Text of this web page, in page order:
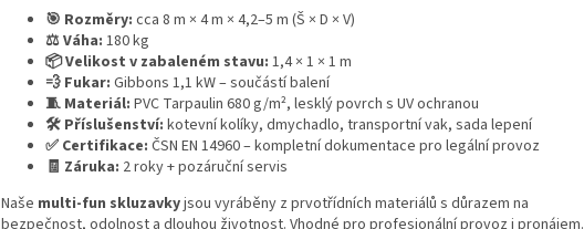
🎯 Rozměry: cca 8 m × 4 m × 4,2–5 m (Š × D × V)
⚖️ Váha: 180 kg
📦 Velikost v zabaleném stavu: 1,4 × 1 × 1 m
💨 Fukar: Gibbons 1,1 kW – součástí balení
🧵 Materiál: PVC Tarpaulin 680 g/m², lesklý povrch s UV ochranou
🛠️ Příslušenství: kotevní kolíky, dmychadlo, transportní vak, sada lepení
✅ Certifikace: ČSN EN 14960 – kompletní dokumentace pro legální provoz
🧾 Záruka: 2 roky + pozáruční servis
Naše multi-fun skluzavkyjsou vyráběny z prvotřídních materiálů s důrazem na